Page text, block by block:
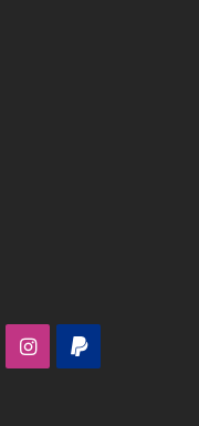
Instagram
PayPal